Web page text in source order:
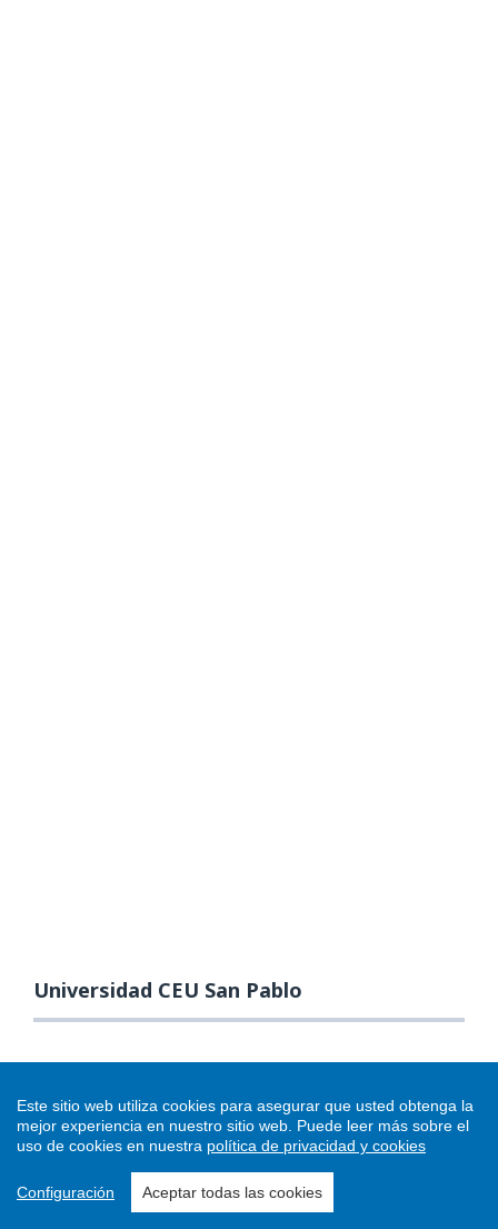
Universidad CEU San Pablo
Este sitio web utiliza cookies para asegurar que usted obtenga la
mejor experiencia en nuestro sitio web. Puede leer más sobre el
uso de cookies en nuestra política de privacidad y cookies
Configuración Aceptar todas las cookies